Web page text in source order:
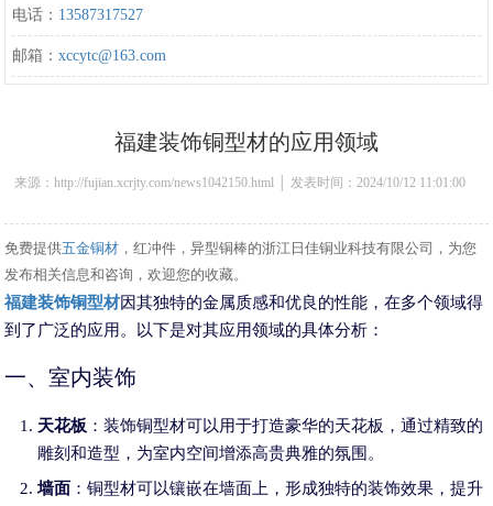
电话： 13587317527
邮箱：xccytc@163.com
福建装饰铜型材的应用领域
来源：http://fujian.xcrjty.com/news1042150.html │ 发表时间：2024/10/12 11:01:00
免费提供五金铜材 ，红冲件，异型铜棒的浙江日佳铜业科技有限公司，为您
发布相关信息和咨询，欢迎您的收藏。
福建装饰铜型材因其独特的金属质感和优良的性能，在多个领域得
到了广泛的应用。以下是对其应用领域的具体分析：
一、室内装饰
天花板 ：装饰铜型材可以用于打造豪华的天花板，通过精致的
雕刻和造型，为室内空间增添高贵典雅的氛围。
墙面 ：铜型材可以镶嵌在墙面上，形成独特的装饰效果，提升